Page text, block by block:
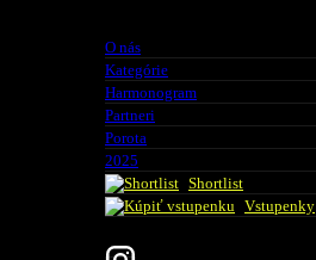
O nás
Kategórie
Harmonogram
Partneri
Porota
2025
Shortlist
Vstupenky